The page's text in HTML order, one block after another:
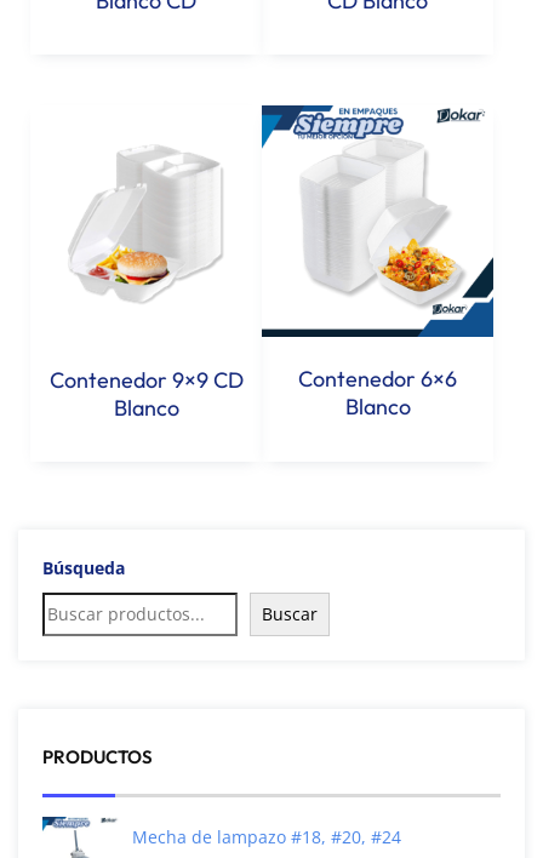
Contenedor 9×9 CD
Blanco
Contenedor 6×6
Blanco
Búsqueda
Buscar
PRODUCTOS
Mecha de lampazo #18, #20, #24